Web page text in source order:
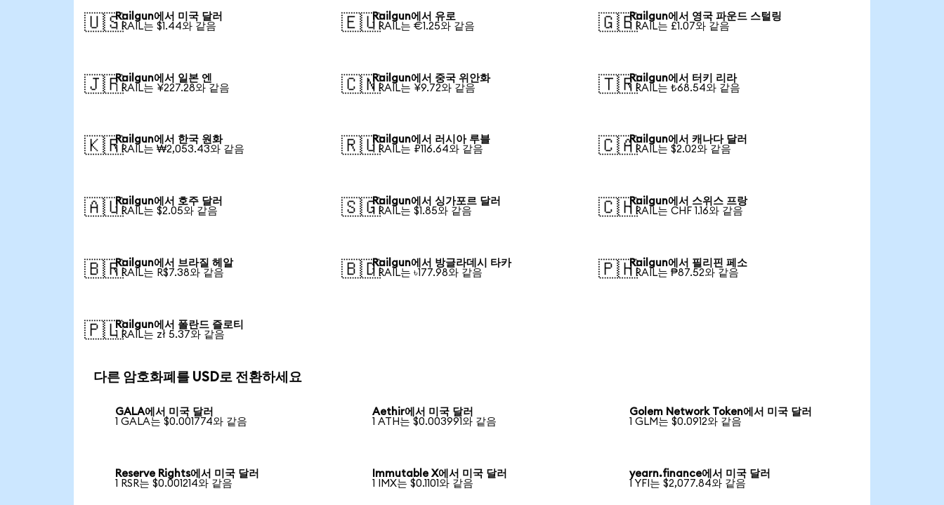
🇺🇸Railgun에서 미국 달러
1 RAIL는 $1.44와 같음
🇪🇺Railgun에서 유로
1 RAIL는 €1.25와 같음
🇬🇧Railgun에서 영국 파운드 스털링
1 RAIL는 £1.07와 같음
🇯🇵Railgun에서 일본 엔
1 RAIL는 ¥227.28와 같음
🇨🇳Railgun에서 중국 위안화
1 RAIL는 ¥9.72와 같음
🇹🇷Railgun에서 터키 리라
1 RAIL는 ₺68.54와 같음
🇰🇷Railgun에서 한국 원화
1 RAIL는 ₩2,053.43와 같음
🇷🇺Railgun에서 러시아 루블
1 RAIL는 ₽116.64와 같음
🇨🇦Railgun에서 캐나다 달러
1 RAIL는 $2.02와 같음
🇦🇺Railgun에서 호주 달러
1 RAIL는 $2.05와 같음
🇸🇬Railgun에서 싱가포르 달러
1 RAIL는 $1.85와 같음
🇨🇭Railgun에서 스위스 프랑
1 RAIL는 CHF 1.16와 같음
🇧🇷Railgun에서 브라질 헤알
1 RAIL는 R$7.38와 같음
🇧🇩Railgun에서 방글라데시 타카
1 RAIL는 ৳177.98와 같음
🇵🇭Railgun에서 필리핀 페소
1 RAIL는 ₱87.52와 같음
🇵🇱Railgun에서 폴란드 즐로티
1 RAIL는 zł 5.37와 같음
다른 암호화폐를 USD로 전환하세요
GALA에서 미국 달러
1 GALA는 $0.001774와 같음
Aethir에서 미국 달러
1 ATH는 $0.003991와 같음
Golem Network Token에서 미국 달러
1 GLM는 $0.0912와 같음
Reserve Rights에서 미국 달러
1 RSR는 $0.001214와 같음
Immutable X에서 미국 달러
1 IMX는 $0.1101와 같음
yearn.finance에서 미국 달러
1 YFI는 $2,077.84와 같음